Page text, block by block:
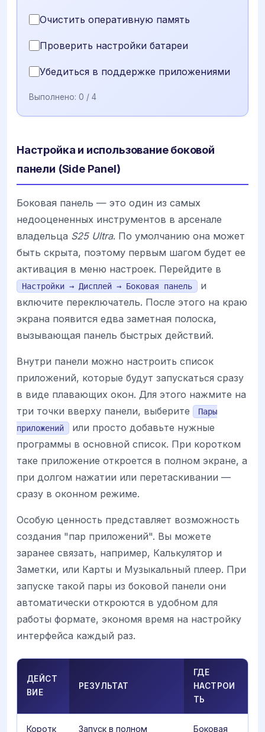
Очистить оперативную память
Проверить настройки батареи
Убедиться в поддержке приложениями
Выполнено: 0 / 4
Настройка и использование боковой
панели (Side Panel)
Боковая панель — это один из самых
недооцененных инструментов в арсенале
владельца S25 Ultra. По умолчанию она может
быть скрыта, поэтому первым шагом будет ее
активация в меню настроек. Перейдите в
Настройки → Дисплей → Боковая панель
и
включите переключатель. После этого на краю
экрана появится едва заметная полоска,
вызывающая панель быстрых действий.
Внутри панели можно настроить список
приложений, которые будут запускаться сразу
в виде плавающих окон. Для этого нажмите на
три точки вверху панели, выберите
Пары
приложений
или просто добавьте нужные
программы в основной список. При коротком
таке приложение откроется в полном экране, а
при долгом нажатии или перетаскивании —
сразу в оконном режиме.
Особую ценность представляет возможность
создания "пар приложений". Вы можете
заранее связать, например, Калькулятор и
Заметки, или Карты и Музыкальный плеер. При
запуске такой пары из боковой панели они
автоматически откроются в удобном для
работы формате, экономя время на настройку
интерфейса каждый раз.
ДЕЙСТ
ВИЕ
РЕЗУЛЬТАТ
ГДЕ
НАСТРОИ
ТЬ
Коротк Запуск в полном Боковая